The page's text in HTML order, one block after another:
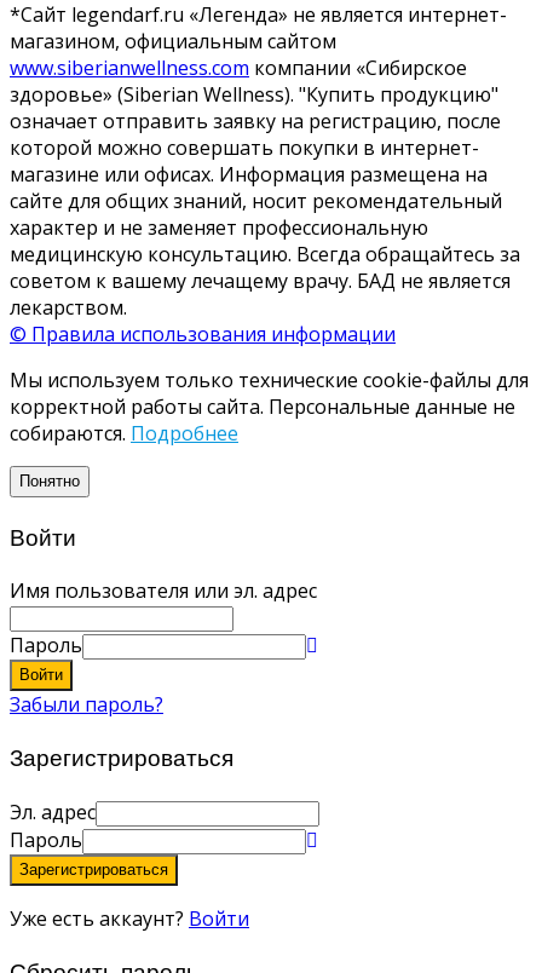
*Сайт legendarf.ru «Легенда» не является интернет-
магазином, официальным сайтом
www.siberianwellness.com компании «Сибирское
здоровье» (Siberian Wellness). "Купить продукцию"
означает отправить заявку на регистрацию, после
которой можно совершать покупки в интернет-
магазине или офисах. Информация размещена на
сайте для общих знаний, носит рекомендательный
характер и не заменяет профессиональную
медицинскую консультацию. Всегда обращайтесь за
советом к вашему лечащему врачу. БАД не является
лекарством.
© Правила использования информации
Мы используем только технические cookie-файлы для
корректной работы сайта. Персональные данные не
собираются. Подробнее
Понятно
Войти
Имя пользователя или эл. адрес
Пароль
Войти
Забыли пароль?
Зарегистрироваться
Эл. адрес
Пароль
Зарегистрироваться
Уже есть аккаунт? Войти